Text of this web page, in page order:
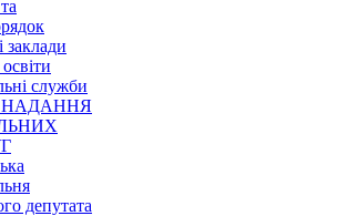
служби
НАДАННЯ
депутата